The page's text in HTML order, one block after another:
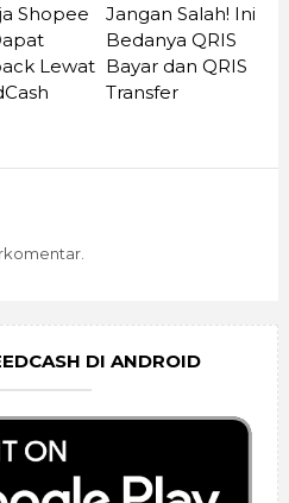
Shopee
Lewat
Jangan Salah! Ini
Bedanya QRIS
Bayar dan QRIS
Transfer
DI ANDROID